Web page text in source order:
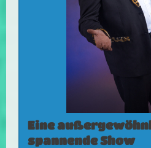
Eine
spannende Show